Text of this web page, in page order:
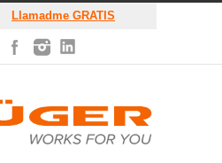
Llamadme GRATIS